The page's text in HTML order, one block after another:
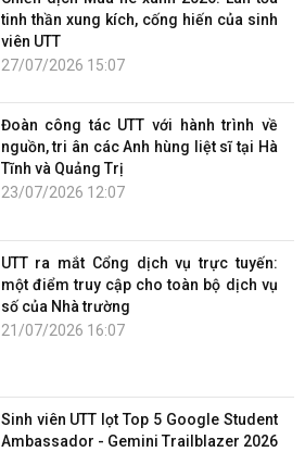
tinh thần xung kích, cống hiến của sinh
viên UTT
27/07/2026 15:07
Đoàn công tác UTT với hành trình về
nguồn, tri ân các Anh hùng liệt sĩ tại Hà
Tĩnh và Quảng Trị
23/07/2026 12:07
UTT ra mắt Cổng dịch vụ trực tuyến:
một điểm truy cập cho toàn bộ dịch vụ
số của Nhà trường
21/07/2026 16:07
Sinh viên UTT lọt Top 5 Google Student
Ambassador - Gemini Trailblazer 2026